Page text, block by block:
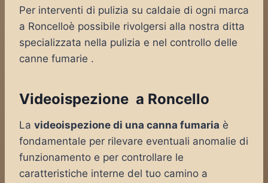
Per interventi di pulizia su caldaie di ogni marca
a Roncelloè possibile rivolgersi alla nostra ditta
specializzata nella pulizia e nel controllo delle
canne fumarie .
Videoispezione a Roncello
La videoispezione di una canna fumaria è
fondamentale per rilevare eventuali anomalie di
funzionamento e per controllare le
caratteristiche interne del tuo camino a